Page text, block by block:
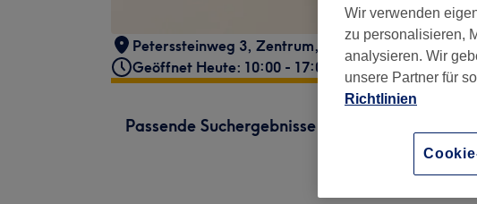
Peterssteinweg 3, Zentrum, Leipzig , 04107
Geöffnet Heute: 10:00 - 17:00
Passende Suchergebnisse
1
Wir verwenden
zu personalisieren,
analysieren. Wir
unsere Partner für
Richtlinien